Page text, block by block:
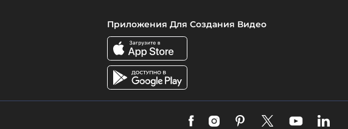
Приложения Для Создания Видео